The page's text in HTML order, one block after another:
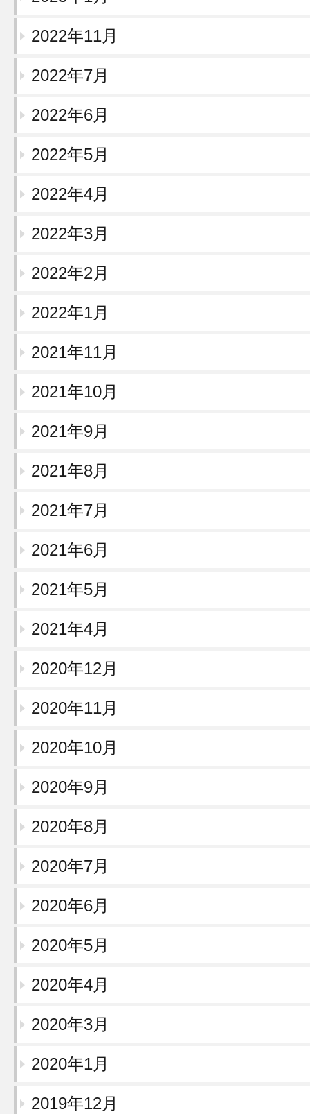
2022年11月
2022年7月
2022年6月
2022年5月
2022年4月
2022年3月
2022年2月
2022年1月
2021年11月
2021年10月
2021年9月
2021年8月
2021年7月
2021年6月
2021年5月
2021年4月
2020年12月
2020年11月
2020年10月
2020年9月
2020年8月
2020年7月
2020年6月
2020年5月
2020年4月
2020年3月
2020年1月
2019年12月